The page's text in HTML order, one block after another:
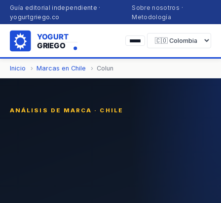
Guía editorial independiente ·
yogurtgriego.co
Sobre nosotros ·
Metodología
Inicio Marcas en Chile Colun
ANÁLISIS DE MARCA · CHILE